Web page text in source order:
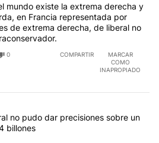
mundo existe la extrema derecha y
en Francia representada por
de extrema derecha, de liberal no
0 COMPARTIR
MARCAR
COMO
INAPROPIADO
con más comentarios en los
el título "El Banco Central no pudo
no pudo dar precisiones sobre un
billones